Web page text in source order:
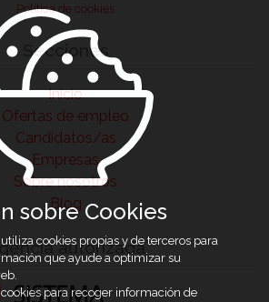
Política de cookies
Secciones
Inicio
Ofertas de empleo
Candidatos/as
Empresas
Sobre nosotros
Blog
autorizada
sobre Cookies
cookies propias y de terceros para
que ayude a optimizar su
para recoger información de